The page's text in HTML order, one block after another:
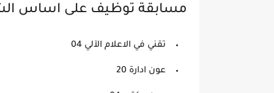
مسابقة توظيف على اساس
تقني في الاعلام الآلي 04
عون ادارة 20